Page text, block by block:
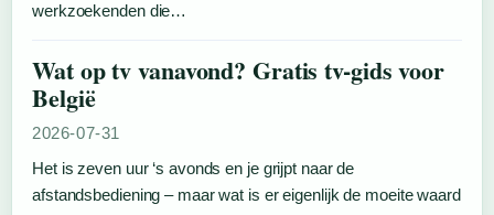
werkzoekenden die…
Wat op tv vanavond? Gratis tv-gids voor
België
2026-07-31
Het is zeven uur ‘s avonds en je grijpt naar de
afstandsbediening – maar wat is er eigenlijk de moeite waard